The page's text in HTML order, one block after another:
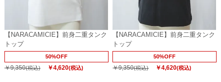
【NARACAMICIE】前身二重タンク
トップ
50%OFF
￥9,350(税込) ￥4,620(税込)
【NARACAMICIE】前身二重タンク
トップ
50%OFF
￥9,350(税込) ￥4,620(税込)